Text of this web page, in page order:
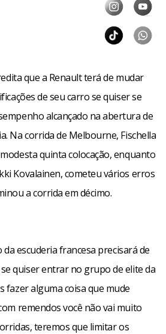
que a Renault terá de mudar
de seu carro se quiser se
alcançado na abertura de
Na corrida de Melbourne, Fischella
quinta colocação, enquanto
Kovalainen, cometeu vários erros
a corrida em décimo.
escuderia francesa precisará de
quiser entrar no grupo de elite da
fazer alguma coisa que mude
remendos você não vai muito
teremos que limitar os